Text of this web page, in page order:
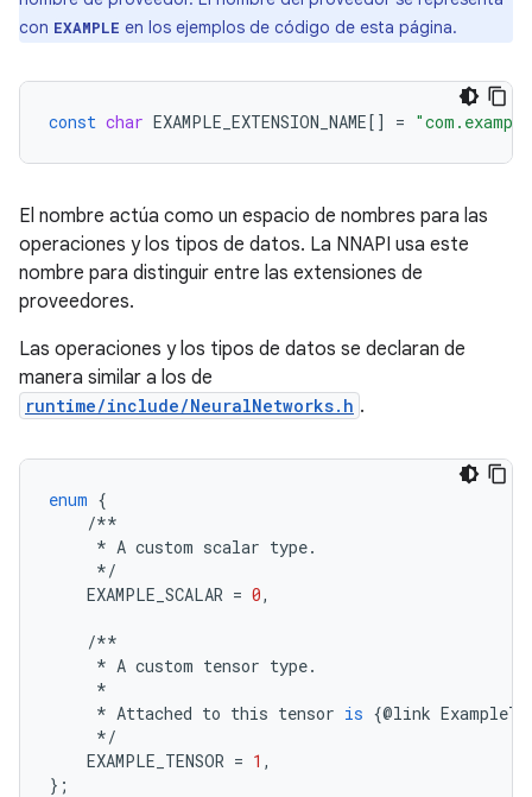
con EXAMPLE en los ejemplos de código de esta página.
const char EXAMPLE_EXTENSION_NAME[] =
El nombre actúa como un espacio de nombres para las
operaciones y los tipos de datos. La NNAPI usa este
nombre para distinguir entre las extensiones de
proveedores.
Las operaciones y los tipos de datos se declaran de
manera similar a los de
runtime/include/NeuralNetworks.h .
enum {
/**
* A custom scalar type.
*/
EXAMPLE_SCALAR = 0,
/**
* A custom tensor type.
*
* Attached to this tensor is {@link
*/
EXAMPLE_TENSOR = 1 ,
};